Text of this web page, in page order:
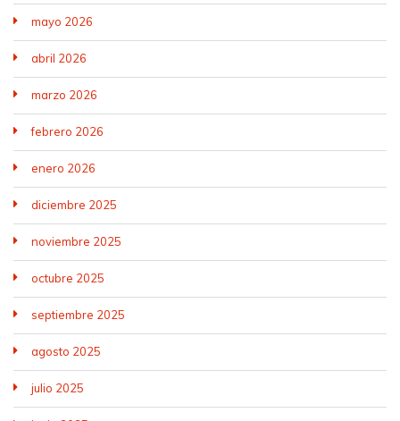
mayo 2026
abril 2026
marzo 2026
febrero 2026
enero 2026
diciembre 2025
noviembre 2025
octubre 2025
septiembre 2025
agosto 2025
julio 2025